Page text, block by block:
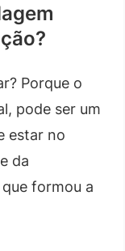
Porque o
pode ser um
estar no
da
formou a